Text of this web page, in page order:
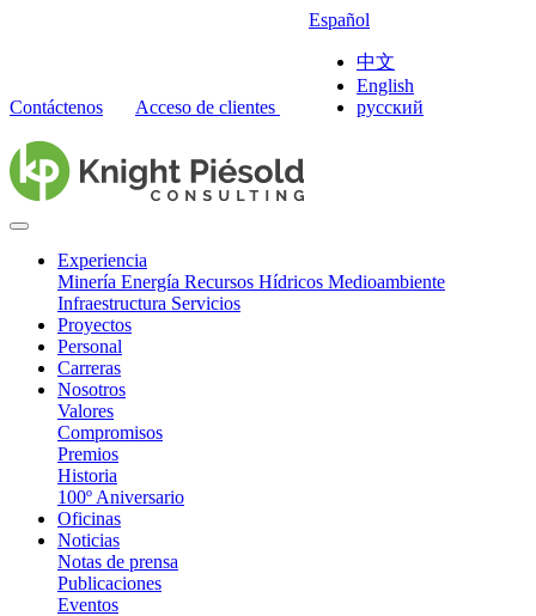
Contáctenos Acceso de clientes
Español
中文
English
русский
Experiencia
Minería Energía Recursos Hídricos Medioambiente
Infraestructura Servicios
Proyectos
Personal
Carreras
Nosotros
Valores
Compromisos
Premios
Historia
100º Aniversario
Oficinas
Noticias
Notas de prensa
Publicaciones
Eventos